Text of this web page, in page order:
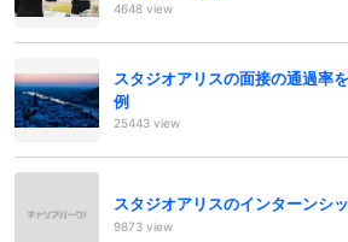
4648 view
スタジオアリスの面接の通過率
例
25443 view
スタジオアリスのインターンシ
9873 view